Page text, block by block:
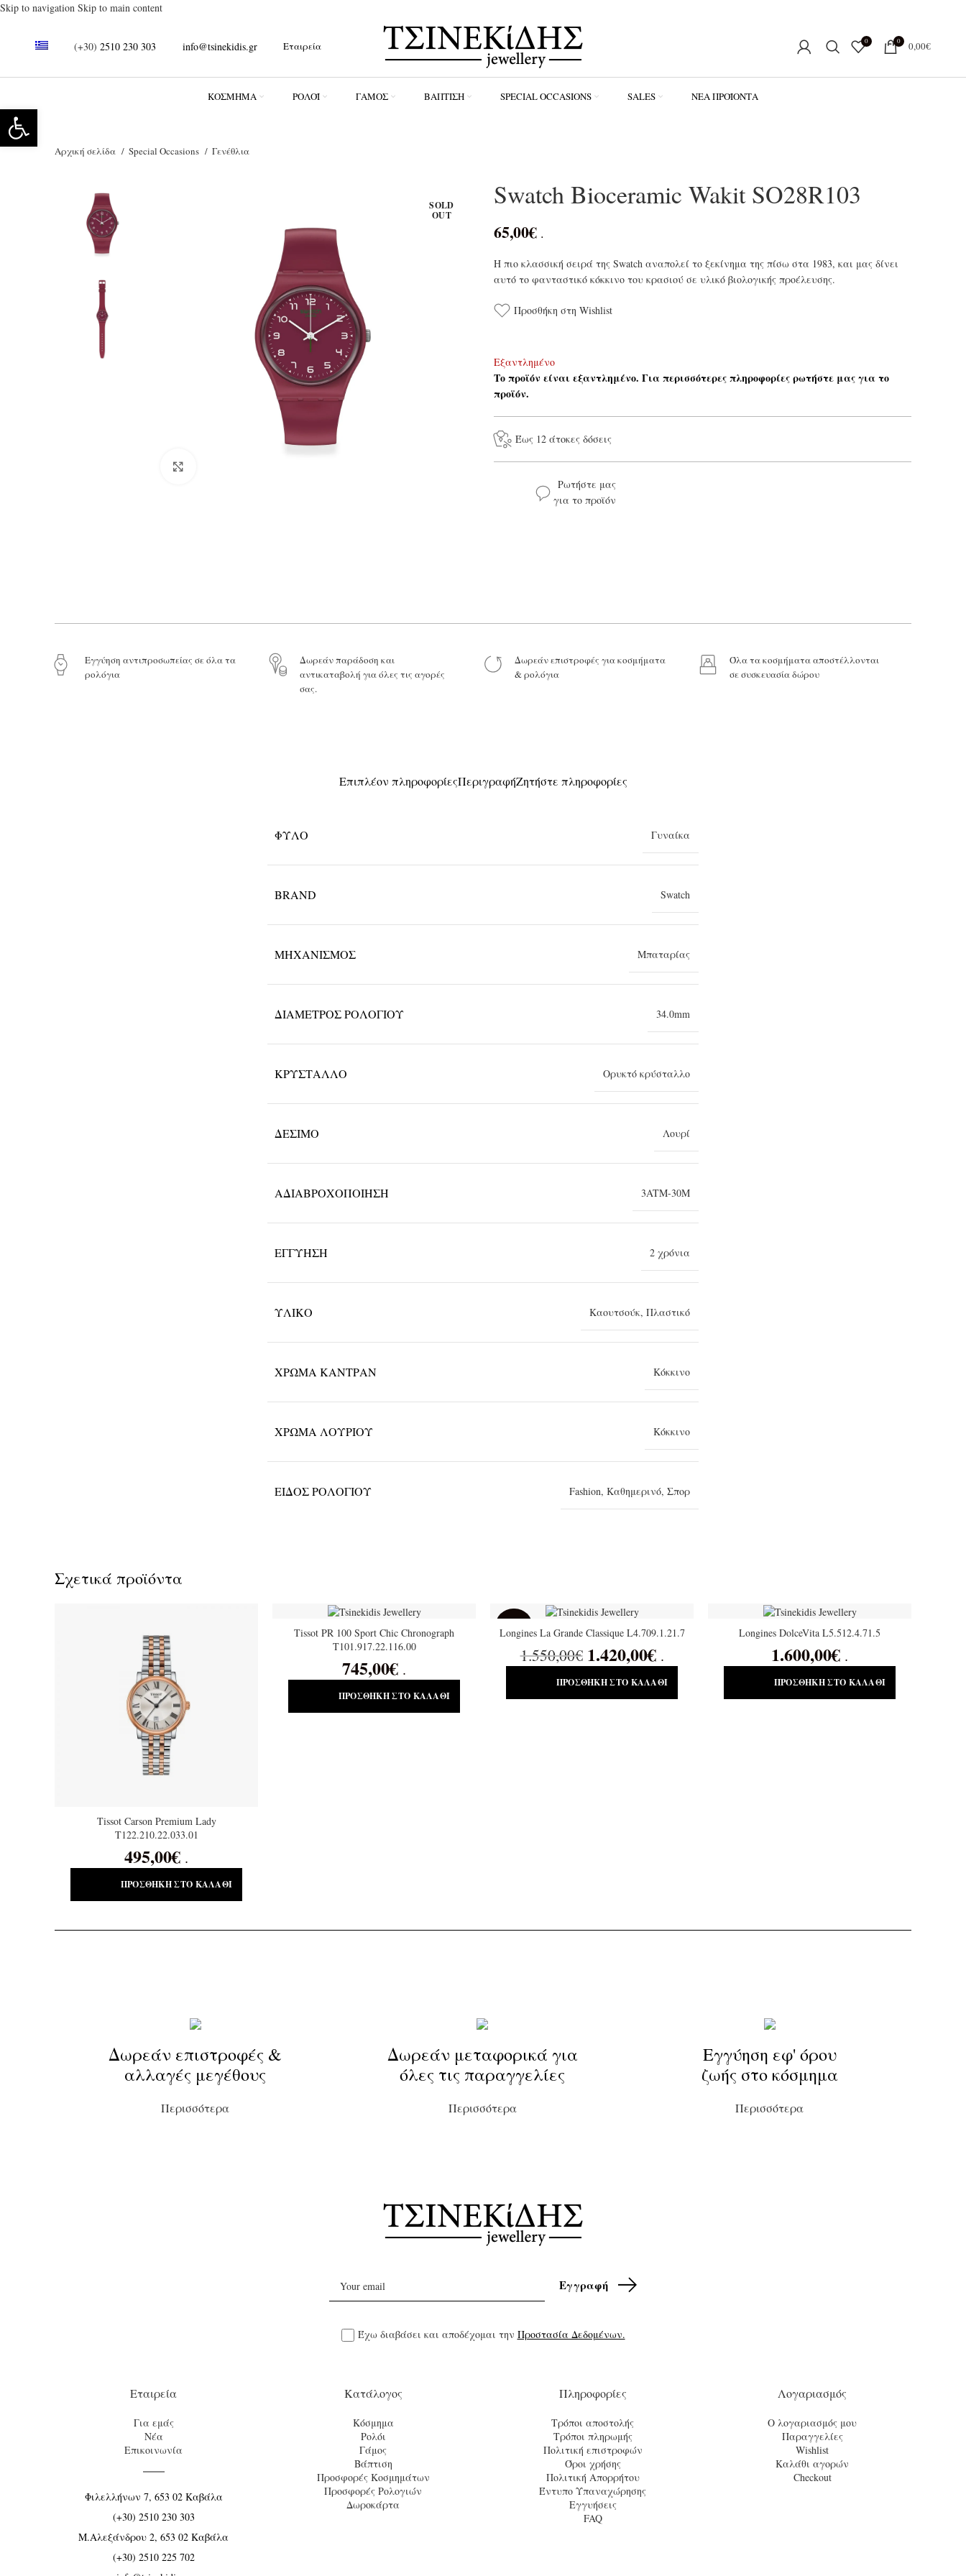
Skip to navigation Skip to main content
(+30)2510 230 303 info@tsinekidis.gr Εταιρεία 0 0 0,00€
ΚΌΣΜΗΜΑ ΡΟΛΌΪ ΓΆΜΟΣ ΒΆΠΤΙΣΗ SPECIAL OCCASIONS SALES ΝΈΑ ΠΡΟΪΌΝΤΑ
Αρχική σελίδα Special Occasions Γενέθλια
SOLD
OUT
Swatch Bioceramic Wakit SO28R103
65,00€ .
Η πιο κλασσική σειρά της Swatch αναπολεί το ξεκίνημα της πίσω στα 1983, και μας δίνει
αυτό το φανταστικό κόκκινο του κρασιού σε υλικό βιολογικής προέλευσης.
Προσθήκη στη Wishlist
Εξαντλημένο
Το προϊόν είναι εξαντλημένο. Για περισσότερες πληροφορίες ρωτήστε μας για το
προϊόν.
Έως 12 άτοκες δόσεις
Ρωτήστε μας
για το προϊόν
Eγγύηση αντιπροσωπείας σε όλα τα
ρολόγια
Δωρεάν παράδοση και
αντικαταβολή για όλες τις αγορές
σας.
Δωρεάν επιστροφές για κοσμήματα
& ρολόγια
Όλα τα κοσμήματα αποστέλλονται
σε συσκευασία δώρου
Επιπλέον πληροφορίεςΠεριγραφήΖητήστε πληροφορίες
ΦΎΛΟ Γυναίκα
BRAND Swatch
ΜΗΧΑΝΙΣΜΌΣ Μπαταρίας
ΔΙΆΜΕΤΡΟΣ ΡΟΛΟΓΙΟΎ 34.0mm
ΚΡΎΣΤΑΛΛΟ Ορυκτό κρύσταλλο
ΔΈΣΙΜΟ Λουρί
ΑΔΙΑΒΡΟΧΟΠΟΊΗΣΗ 3ATM-30Μ
ΕΓΓΎΗΣΗ 2 χρόνια
ΥΛΙΚΌ Καουτσούκ, Πλαστικό
ΧΡΏΜΑ ΚΑΝΤΡΆΝ Κόκκινο
ΧΡΏΜΑ ΛΟΥΡΙΟΎ Κόκκινο
ΕΊΔΟΣ ΡΟΛΟΓΙΟΎ Fashion, Καθημερινό, Σπορ
Σχετικά προϊόντα
Tissot Carson Premium Lady
T122.210.22.033.01
495,00€ .
ΠΡΟΣΘΉΚΗ ΣΤΟ ΚΑΛΆΘΙ
Tissot PR 100 Sport Chic Chronograph
T101.917.22.116.00
745,00€ .
ΠΡΟΣΘΉΚΗ ΣΤΟ ΚΑΛΆΘΙ
SALE
Longines La Grande Classique L4.709.1.21.7
1.550,00€ 1.420,00€ .
ΠΡΟΣΘΉΚΗ ΣΤΟ ΚΑΛΆΘΙ
Longines DolceVita L5.512.4.71.5
1.600,00€ .
ΠΡΟΣΘΉΚΗ ΣΤΟ ΚΑΛΆΘΙ
Δωρεάν επιστροφές &
αλλαγές μεγέθους
Περισσότερα
Δωρεάν μεταφορικά για
όλες τις παραγγελίες
Περισσότερα
Εγγύηση εφ' όρου
ζωής στο κόσμημα
Περισσότερα
Έχω διαβάσει και αποδέχομαι την Προστασία Δεδομένων.
Εταιρεία
Για εμάς
Νέα
Επικοινωνία
Φιλελλήνων 7, 653 02 Καβάλα
(+30) 2510 230 303
Μ.Αλεξάνδρου 2, 653 02 Καβάλα
(+30) 2510 225 702
Κατάλογος
Κόσμημα
Ρολόι
Γάμος
Βάπτιση
Προσφορές Κοσμημάτων
Προσφορές Ρολογιών
Δωροκάρτα
Πληροφορίες
Τρόποι αποστολής
Τρόποι πληρωμής
Πολιτική επιστροφών
Όροι χρήσης
Πολιτική Απορρήτου
Έντυπο Υπαναχώρησης
Εγγυήσεις
FAQ
Λογαριασμός
Ο λογαριασμός μου
Παραγγελίες
Wishlist
Καλάθι αγορών
Checkout
Ανοίξτε τη γραμμή εργαλείων